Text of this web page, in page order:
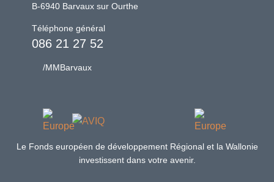
Le Fonds européen de développement Régional et la Wallonie
investissent dans votre avenir.
B-6940 Barvaux sur Ourthe
Téléphone général
086 21 27 52
/MMBarvaux